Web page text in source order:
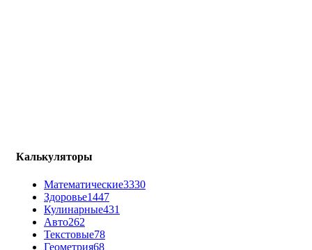
Калькуляторы
Математические3330
Здоровье1447
Кулинарные431
Авто262
Текстовые78
Геометрия68